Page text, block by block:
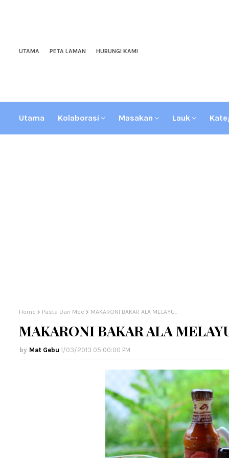
UTAMA PETA LAMAN HUBUNGI KAMI
Utama Kolaborasi Masakan Lauk
Home Pasta Dan Mee MAKARONI BAKAR ALA MELAYU..
MAKARONI BAKAR ALA
Mat Gebu 1/03/2013 05:00:00 PM